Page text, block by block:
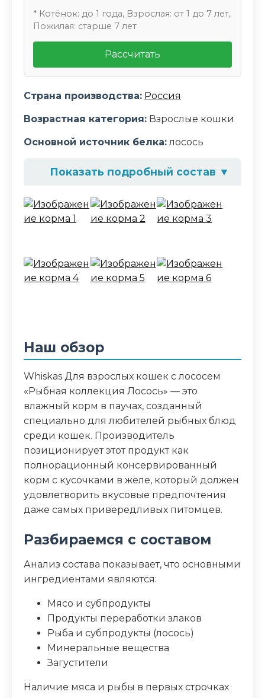
* Котёнок: до 1 года, Взрослая: от 1 до 7 лет,
Пожилая: старше 7 лет
Рассчитать
Страна производства: Россия
Возрастная категория: Взрослые кошки
Основной источник белка: лосось
Показать подробный состав ▼
Состав корма
мясо и субпродукты, продукты
вещества, загустители, аминокислоты (в
том числе таурин), красители, витамины,
белки 11.0%, жиры 2.0%, зола 1.2%,
клетчатка 0.2%, влага 85.0%, витамин А –
не менее 150 МЕ, витамин Е – не менее
1.0 мг
Дополнительные ингредиенты
таурин, L-карнитин, витамины A и E
Пищевая ценность
Белок (%) 11
Зола (%)
Влага (%)
Калорийность (ккал/100г)
Наш обзор
Whiskas Для взрослых кошек с лососем
«Рыбная коллекция Лосось» — это
влажный корм в паучах, созданный
специально для любителей рыбных блюд
среди кошек. Производитель
позиционирует этот продукт как
полнорационный консервированный
корм с кусочками в желе, который должен
удовлетворить вкусовые предпочтения
даже самых привередливых питомцев.
Разбираемся с составом
Анализ состава показывает, что основными
ингредиентами являются:
Мясо и субпродукты
Продукты переработки злаков
Рыба и субпродукты (лосось)
Минеральные вещества
Загустители
Наличие мяса и рыбы в первых строчках